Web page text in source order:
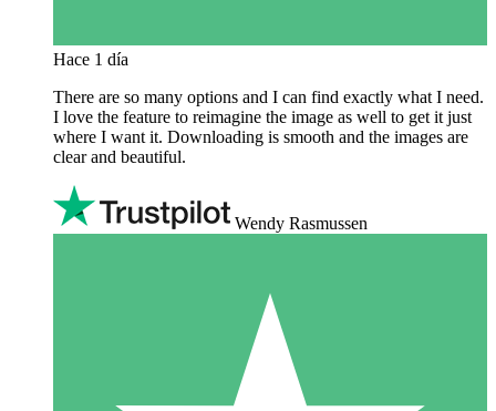
Hace 1 día
There are so many options and I can find exactly what I need.
I love the feature to reimagine the image as well to get it just
where I want it. Downloading is smooth and the images are
clear and beautiful.
Wendy Rasmussen